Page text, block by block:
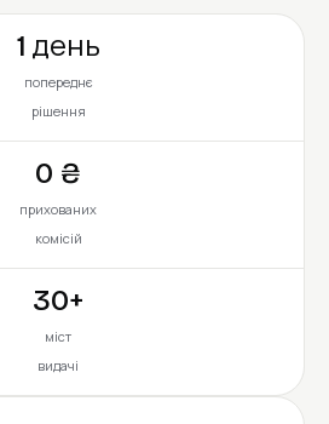
1 день
попереднє
рішення
0 ₴
прихованих
комісій
30+
міст
видачі